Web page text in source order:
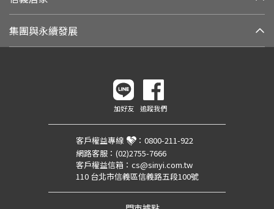
集團與永續發展
加好友 追蹤我們
客戶權益專線 ： 0800-211-922
網路客服： (02)2755-7666
客戶權益信箱： cs@sinyi.com.tw
110 台北市信義區信義路五段100號